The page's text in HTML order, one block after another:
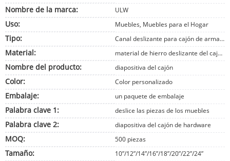
Nombre de la marca: ULW
Uso: Muebles, Muebles para el Hogar
Tipo: Canal deslizante para cajón de armario de cocina
Material: material de hierro deslizante del cajón, material de hierro deslizante del cajón con color pintado
Nombre del producto: diapositiva del cajón
Color: Color personalizado
Embalaje: un paquete de embalaje
Palabra clave 1: deslice las piezas de los muebles
Palabra clave 2: diapositiva del cajón de hardware
MOQ: 500 piezas
Tamaño: 10”/12”/14”/16”/18”/20”/22”/24”